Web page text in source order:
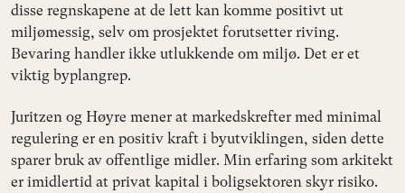
disse regnskapene at de lett kan komme positivt ut
miljømessig, selv om prosjektet forutsetter riving.
Bevaring handler ikke utlukkende om miljø. Det er et
viktig byplangrep.
Juritzen og Høyre mener at markedskrefter med minimal
regulering er en positiv kraft i byutviklingen, siden dette
sparer bruk av offentlige midler. Min erfaring som arkitekt
er imidlertid at privat kapital i boligsektoren skyr risiko.